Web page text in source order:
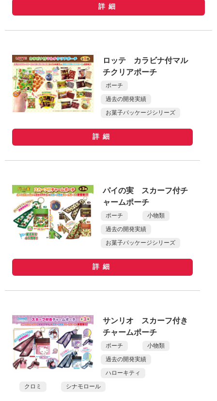
詳細
ロッテ カラビナ付マル
チクリアポーチ
ポーチ
過去の開発実績
お菓子パッケージシリーズ
詳細
パイの実 スカーフ付チ
ャームポーチ
ポーチ 小物類
過去の開発実績
お菓子パッケージシリーズ
詳細
サンリオ スカーフ付き
チャームポーチ
ポーチ 小物類
過去の開発実績
ハローキティ
クロミ シナモロール